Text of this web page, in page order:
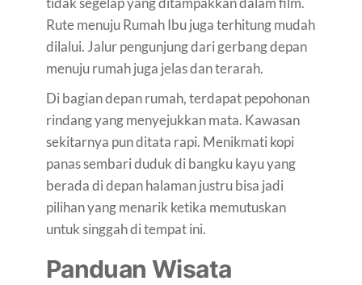
Rute menuju Rumah Ibu juga terhitung mudah
dilalui. Jalur pengunjung dari gerbang depan
menuju rumah juga jelas dan terarah.
Di bagian depan rumah, terdapat pepohonan
rindang yang menyejukkan mata. Kawasan
sekitarnya pun ditata rapi. Menikmati kopi
panas sembari duduk di bangku kayu yang
berada di depan halaman justru bisa jadi
pilihan yang menarik ketika memutuskan
untuk singgah di tempat ini.
Panduan Wisata